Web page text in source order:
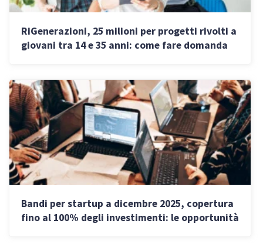
RiGenerazioni, 25 milioni per progetti rivolti a
giovani tra 14 e 35 anni: come fare domanda
Bandi per startup a dicembre 2025, copertura
fino al 100% degli investimenti: le opportunità